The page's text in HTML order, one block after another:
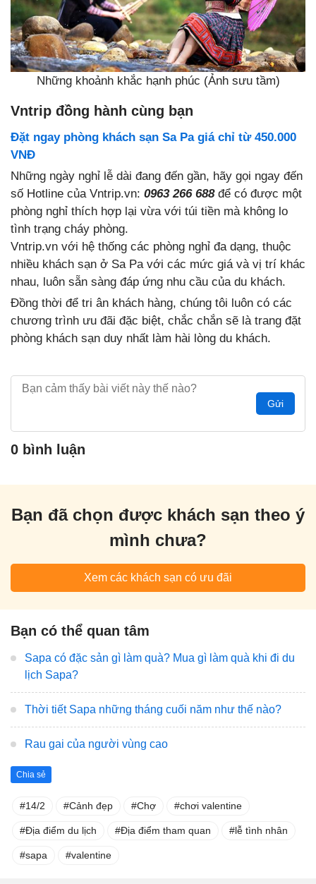
Những khoảnh khắc hạnh phúc (Ảnh sưu tầm)
Vntrip đồng hành cùng bạn
Đặt ngay phòng khách sạn Sa Pa giá chỉ từ 450.000
VNĐ
Những ngày nghỉ lễ dài đang đến gần, hãy gọi ngay đến
số Hotline của Vntrip.vn: 0963 266 688để có được một
phòng nghỉ thích hợp lại vừa với túi tiền mà không lo
tình trạng cháy phòng.
Vntrip.vn với hệ thống các phòng nghỉ đa dạng, thuộc
nhiều khách sạn ở Sa Pa với các mức giá và vị trí khác
nhau, luôn sẵn sàng đáp ứng nhu cầu của du khách.
Đồng thời để tri ân khách hàng, chúng tôi luôn có các
chương trình ưu đãi đặc biệt, chắc chắn sẽ là trang đặt
phòng khách sạn duy nhất làm hài lòng du khách.
Gửi
0 bình luận
Bạn đã chọn được khách sạn theo ý
mình chưa?
Xem các khách sạn có ưu đãi
Bạn có thể quan tâm
Sapa có đặc sản gì làm quà? Mua gì làm quà khi đi du
lịch Sapa?
Thời tiết Sapa những tháng cuối năm như thế nào?
Rau gai của người vùng cao
Chia sẻ
14/2 Cảnh đẹp Chợ chơi valentine
Địa điểm du lịch Địa điểm tham quan lễ tình nhân
sapa valentine